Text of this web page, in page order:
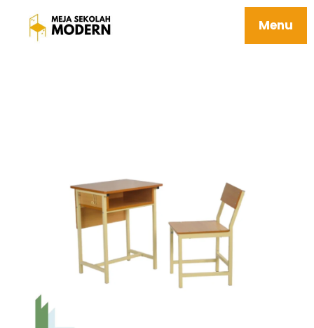
Menu
Jual Meja Belajar Anak Tersedia Berbagai
Ukuran Sd Smp Sma Berkualitas 41